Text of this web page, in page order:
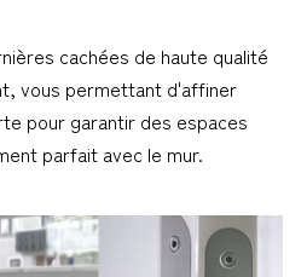
cachées de haute qualité
vous permettant d'affiner
pour garantir des espaces
parfait avec le mur.